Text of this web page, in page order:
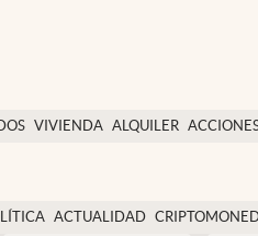
VIVIENDA ALQUILER
ACTUALIDAD